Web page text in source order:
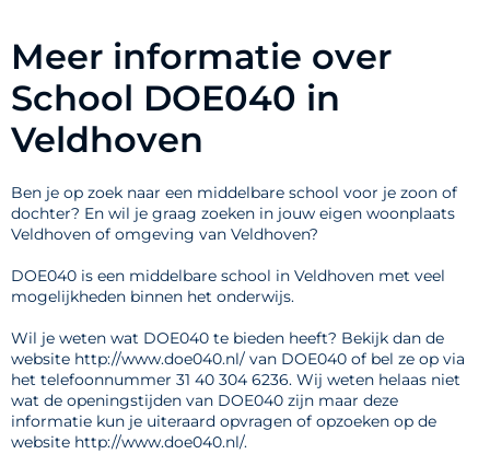
Meer informatie over
School DOE040 in
Veldhoven
Ben je op zoek naar een middelbare school voor je zoon of
dochter? En wil je graag zoeken in jouw eigen woonplaats
Veldhoven of omgeving van Veldhoven?
DOE040 is een middelbare school in Veldhoven met veel
mogelijkheden binnen het onderwijs.
Wil je weten wat DOE040 te bieden heeft? Bekijk dan de
website http://www.doe040.nl/ van DOE040 of bel ze op via
het telefoonnummer 31 40 304 6236. Wij weten helaas niet
wat de openingstijden van DOE040 zijn maar deze
informatie kun je uiteraard opvragen of opzoeken op de
website http://www.doe040.nl/.